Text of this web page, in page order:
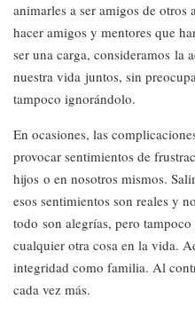
animarles a ser amigos de otros
hacer amigos y mentores que
ser una carga, consideramos la
nuestra vida juntos, sin
tampoco ignorándolo.
En ocasiones, las
provocar sentimientos de
hijos o en nosotros mismos.
esos sentimientos son reales y
todo son alegrías, pero
cualquier otra cosa en la vida.
integridad como familia. Al
cada vez más.